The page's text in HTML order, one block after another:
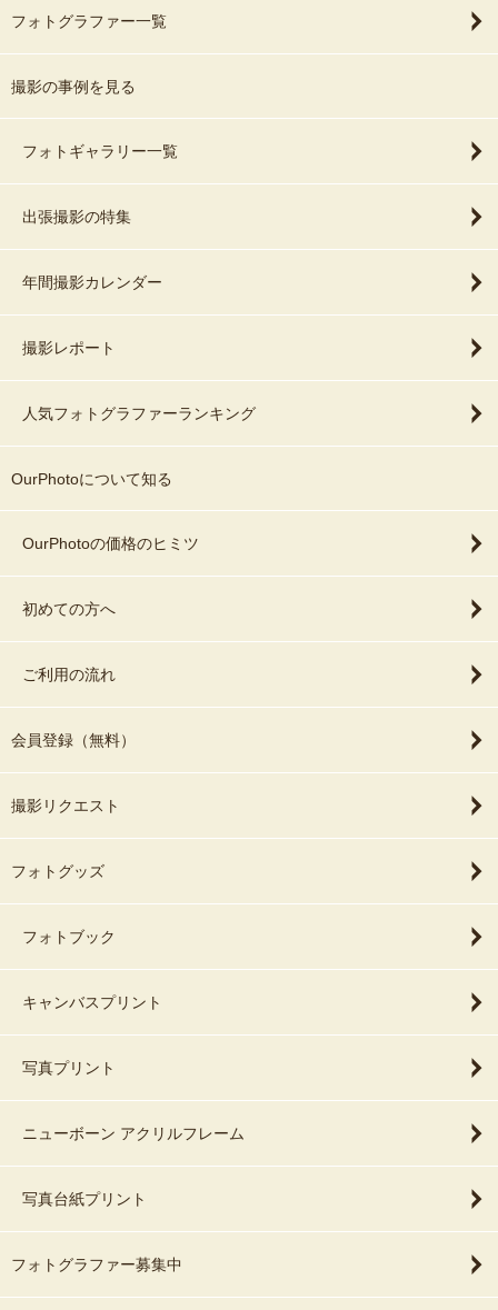
フォトグラファー一覧
撮影の事例を見る
フォトギャラリー一覧
出張撮影の特集
年間撮影カレンダー
撮影レポート
人気フォトグラファーランキング
OurPhotoについて知る
OurPhotoの価格のヒミツ
初めての方へ
ご利用の流れ
会員登録（無料）
撮影リクエスト
フォトグッズ
フォトブック
キャンバスプリント
写真プリント
ニューボーン アクリルフレーム
写真台紙プリント
フォトグラファー募集中